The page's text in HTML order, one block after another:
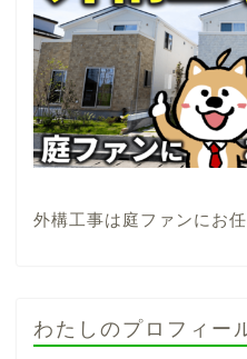
外構工事は庭ファンにお
わたしのプロフィー